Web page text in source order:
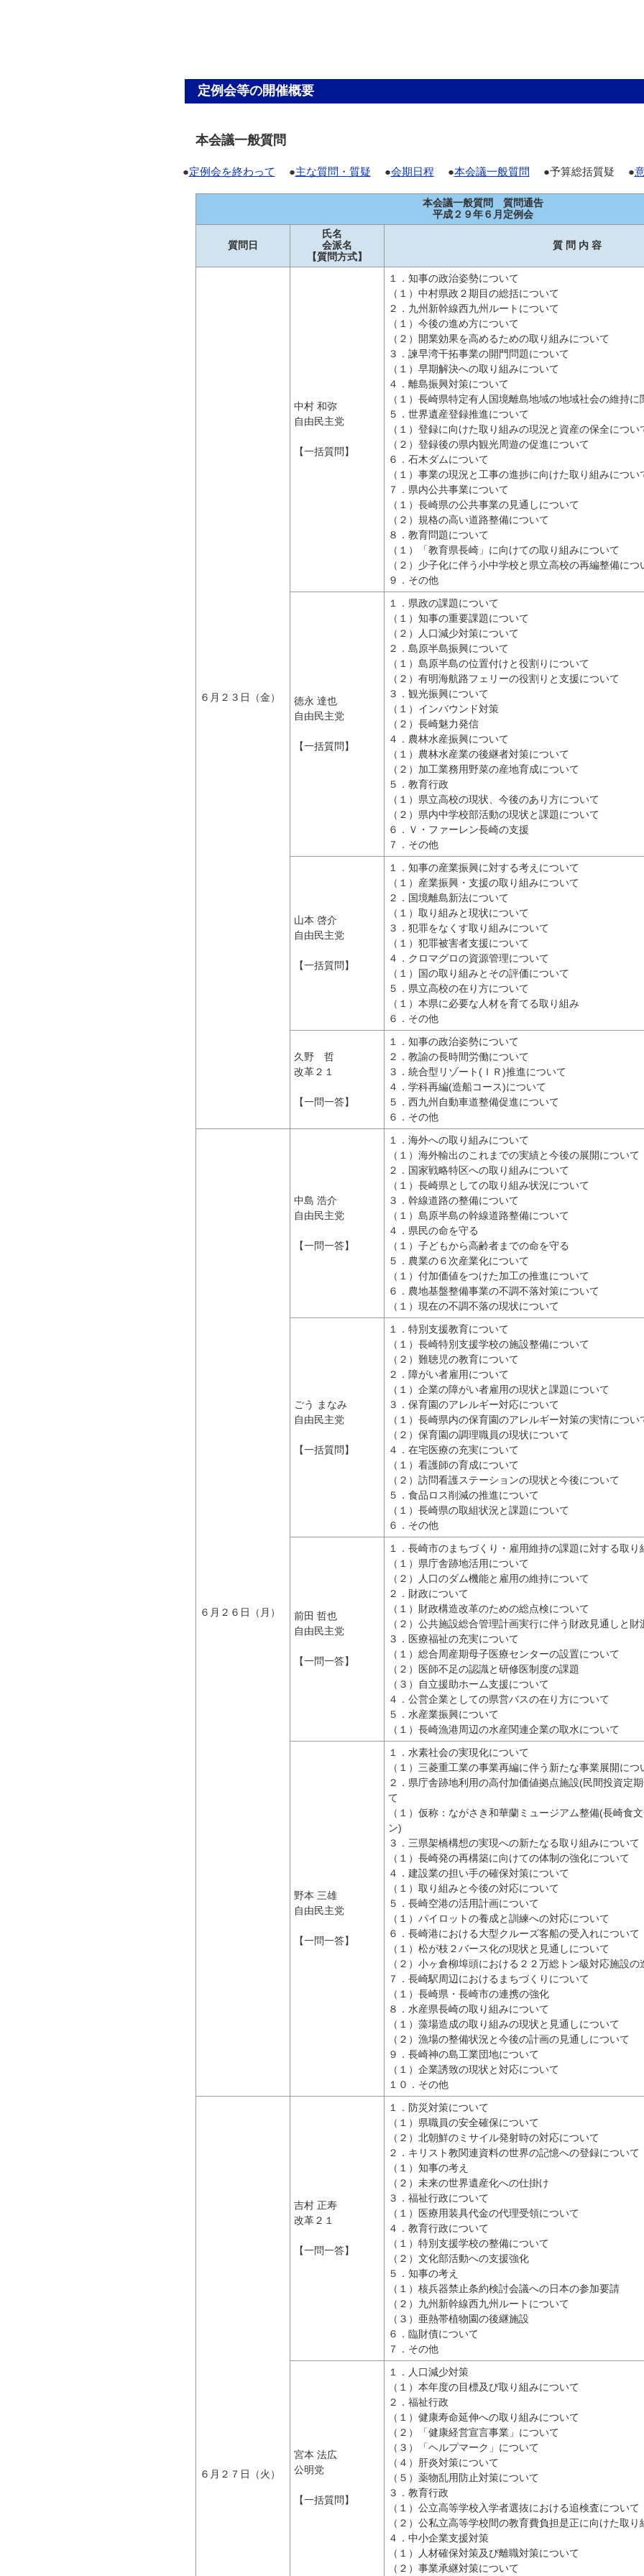
定例会等の開催概要
本会議一般質問
●定例会を終わって ●主な質問・質疑 ●会期日程 ●本会議一般質問 ●予算総括質疑 ●
本会議一般質問 質問通告
平成２９年６月定例会
質問日
氏名
会派名
【質問方式】
質 問 内 容
６月２３日（金）
中村 和弥
自由民主党
【一括質問】
１．知事の政治姿勢について
（１）中村県政２期目の総括について
２．九州新幹線西九州ルートについて
（１）今後の進め方について
（２）開業効果を高めるための取り組みについて
３．諫早湾干拓事業の開門問題について
（１）早期解決への取り組みについて
４．離島振興対策について
（１）長崎県特定有人国境離島地域の地域社会の維持
５．世界遺産登録推進について
（１）登録に向けた取り組みの現況と資産の保全につい
（２）登録後の県内観光周遊の促進について
６．石木ダムについて
（１）事業の現況と工事の進捗に向けた取り組みについ
７．県内公共事業について
（１）長崎県の公共事業の見通しについて
（２）規格の高い道路整備について
８．教育問題について
（１）「教育県長崎」に向けての取り組みについて
（２）少子化に伴う小中学校と県立高校の再編整備につ
９．その他
徳永 達也
自由民主党
【一括質問】
１．県政の課題について
（１）知事の重要課題について
（２）人口減少対策について
２．島原半島振興について
（１）島原半島の位置付けと役割りについて
（２）有明海航路フェリーの役割りと支援について
３．観光振興について
（１）インバウンド対策
（２）長崎魅力発信
４．農林水産振興について
（１）農林水産業の後継者対策について
（２）加工業務用野菜の産地育成について
５．教育行政
（１）県立高校の現状、今後のあり方について
（２）県内中学校部活動の現状と課題について
６．Ｖ・ファーレン長崎の支援
７．その他
山本 啓介
自由民主党
【一括質問】
１．知事の産業振興に対する考えについて
（１）産業振興・支援の取り組みについて
２．国境離島新法について
（１）取り組みと現状について
３．犯罪をなくす取り組みについて
（１）犯罪被害者支援について
４．クロマグロの資源管理について
（１）国の取り組みとその評価について
５．県立高校の在り方について
（１）本県に必要な人材を育てる取り組み
６．その他
久野 哲
改革２１
【一問一答】
１．知事の政治姿勢について
２．教諭の長時間労働について
３．統合型リゾート(ＩＲ)推進について
４．学科再編(造船コース)について
５．西九州自動車道整備促進について
６．その他
６月２６日（月）
中島 浩介
自由民主党
【一問一答】
１．海外への取り組みについて
（１）海外輸出のこれまでの実績と今後の展開について
２．国家戦略特区への取り組みについて
（１）長崎県としての取り組み状況について
３．幹線道路の整備について
（１）島原半島の幹線道路整備について
４．県民の命を守る
（１）子どもから高齢者までの命を守る
５．農業の６次産業化について
（１）付加価値をつけた加工の推進について
６．農地基盤整備事業の不調不落対策について
（１）現在の不調不落の現状について
ごう まなみ
自由民主党
【一括質問】
１．特別支援教育について
（１）長崎特別支援学校の施設整備について
（２）難聴児の教育について
２．障がい者雇用について
（１）企業の障がい者雇用の現状と課題について
３．保育園のアレルギー対応について
（１）長崎県内の保育園のアレルギー対策の実情につい
（２）保育園の調理職員の現状について
４．在宅医療の充実について
（１）看護師の育成について
（２）訪問看護ステーションの現状と今後について
５．食品ロス削減の推進について
（１）長崎県の取組状況と課題について
６．その他
前田 哲也
自由民主党
【一問一答】
１．長崎市のまちづくり・雇用維持の課題に対する取り
（１）県庁舎跡地活用について
（２）人口のダム機能と雇用の維持について
２．財政について
（１）財政構造改革のための総点検について
（２）公共施設総合管理計画実行に伴う財政見通しと財
３．医療福祉の充実について
（１）総合周産期母子医療センターの設置について
（２）医師不足の認識と研修医制度の課題
（３）自立援助ホーム支援について
４．公営企業としての県営バスの在り方について
５．水産業振興について
（１）長崎漁港周辺の水産関連企業の取水について
野本 三雄
自由民主党
【一問一答】
１．水素社会の実現化について
（１）三菱重工業の事業再編に伴う新たな事業展開につ
２．県庁舎跡地利用の高付加価値拠点施設(民間投資定
て
（１）仮称：ながさき和華蘭ミュージアム整備(長崎食
ン)
３．三県架橋構想の実現への新たなる取り組みについて
（１）長崎発の再構築に向けての体制の強化について
４．建設業の担い手の確保対策について
（１）取り組みと今後の対応について
５．長崎空港の活用計画について
（１）パイロットの養成と訓練への対応について
６．長崎港における大型クルーズ客船の受入れについて
（１）松が枝２バース化の現状と見通しについて
（２）小ヶ倉柳埠頭における２２万総トン級対応施設の
７．長崎駅周辺におけるまちづくりについて
（１）長崎県・長崎市の連携の強化
８．水産県長崎の取り組みについて
（１）藻場造成の取り組みの現状と見通しについて
（２）漁場の整備状況と今後の計画の見通しについて
９．長崎神の島工業団地について
（１）企業誘致の現状と対応について
１０．その他
６月２７日（火）
吉村 正寿
改革２１
【一問一答】
１．防災対策について
（１）県職員の安全確保について
（２）北朝鮮のミサイル発射時の対応について
２．キリスト教関連資料の世界の記憶への登録について
（１）知事の考え
（２）未来の世界遺産化への仕掛け
３．福祉行政について
（１）医療用装具代金の代理受領について
４．教育行政について
（１）特別支援学校の整備について
（２）文化部活動への支援強化
５．知事の考え
（１）核兵器禁止条約検討会議への日本の参加要請
（２）九州新幹線西九州ルートについて
（３）亜熱帯植物園の後継施設
６．臨財債について
７．その他
宮本 法広
公明党
【一括質問】
１．人口減少対策
（１）本年度の目標及び取り組みについて
２．福祉行政
（１）健康寿命延伸への取り組みについて
（２）「健康経営宣言事業」について
（３）「ヘルプマーク」について
（４）肝炎対策について
（５）薬物乱用防止対策について
３．教育行政
（１）公立高等学校入学者選抜における追検査について
（２）公私立高等学校間の教育費負担是正に向けた取り
４．中小企業支援対策
（１）人材確保対策及び離職対策について
（２）事業承継対策について